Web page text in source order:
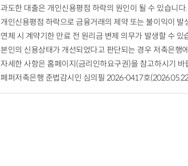
과도한 대출은 개인신용평점 하락의 원인이 될 수 있습니다.
개인신용평점 하락으로 금융거래의 제약 또는 불이익이 발
연체 시 계약기한 만료 전 원리금 변제 의무가 발생할 수 있
본인의 신용상태가 개선되었다고 판단되는 경우 저축은행
자세한 사항은 홈페이지(금리인하요구권)을 참고하시기 바
페퍼저축은행 준법감시인 심의필 2026-0417호